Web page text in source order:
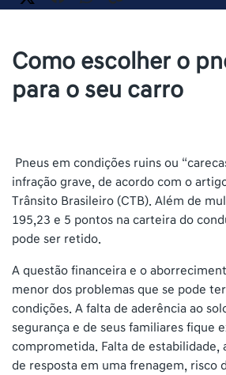
Como escolher o
para o seu carro
Pneus em condições ruins ou
infração grave, de acordo com o
Trânsito Brasileiro (CTB). Além de
195,23 e 5 pontos na carteira do
pode ser retido.
A questão financeira e o
menor dos problemas que se pode
condições. A falta de aderência ao
segurança e de seus familiares fique
comprometida. Falta de
de resposta em uma frenagem, risco